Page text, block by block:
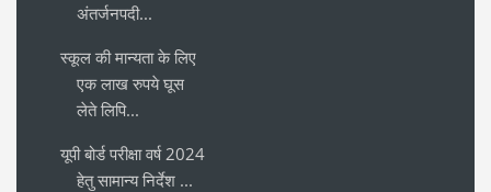
अंतर्जनपदी...
स्कूल की मान्यता के लिए
एक लाख रुपये घूस
लेते लिपि...
यूपी बोर्ड परीक्षा वर्ष 2024
हेतु सामान्य निर्देश ...